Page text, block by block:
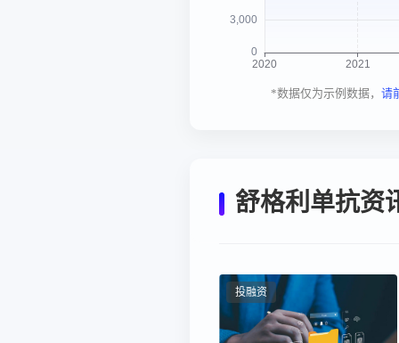
*数据仅为示例数据， 请
舒格利单抗资
投融资